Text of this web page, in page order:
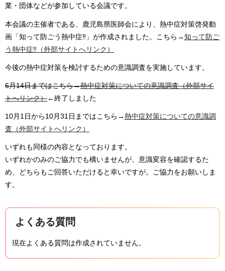
業・団体などが参加している会議です。
本会議の主催者である、鹿児島県医師会により、熱中症対策啓発動
画「知って防ごう熱中症‼」が作成されました。こちら→知って防ご
う熱中症‼（外部サイトへリンク）
今後の熱中症対策を検討するための意識調査を実施しています。
6月14日まではこちら→熱中症対策についての意識調査（外部サイ
トへリンク）←終了しました
10月1日から10月31日まではこちら→熱中症対策についての意識調
査（外部サイトへリンク）
いずれも同様の内容となっております。
いずれかのみのご協力でも構いませんが、意識変容を確認するた
め、どちらもご回答いただけると幸いですが。ご協力をお願いしま
す。
よくある質問
現在よくある質問は作成されていません。